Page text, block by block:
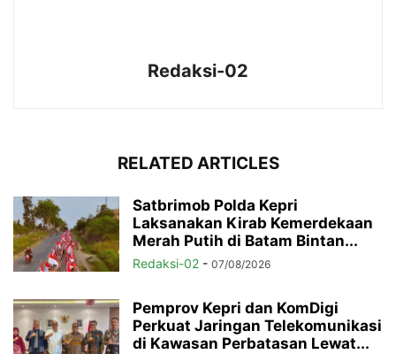
Redaksi-02
RELATED ARTICLES
Satbrimob Polda Kepri
Laksanakan Kirab Kemerdekaan
Merah Putih di Batam Bintan...
Redaksi-02 - 07/08/2026
Pemprov Kepri dan KomDigi
Perkuat Jaringan Telekomunikasi
di Kawasan Perbatasan Lewat...